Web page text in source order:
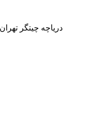
دریاچه چیتگر